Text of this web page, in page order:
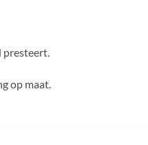
presteert.
op maat.